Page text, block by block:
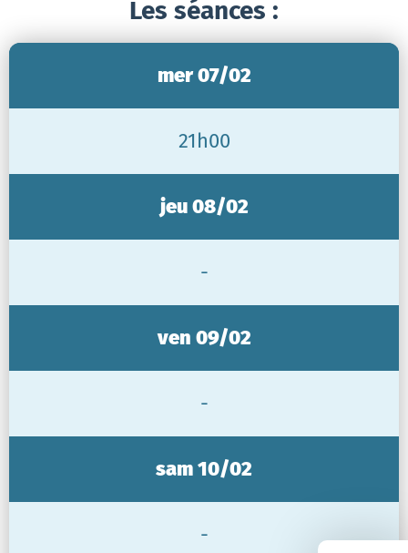
Les séances :
mer 07/02
21h00
jeu 08/02
-
ven 09/02
-
sam 10/02
-